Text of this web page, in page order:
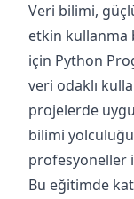
Veri bilimi,
etkin kullanma
için Python
veri odaklı
projelerde
bilimi
profesyoneller
Bu eğitimde